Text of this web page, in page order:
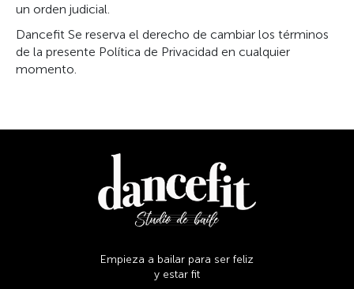
un orden judicial.
Dancefit Se reserva el derecho de cambiar los términos
de la presente Política de Privacidad en cualquier
momento.
Empieza a bailar para ser feliz
y estar fit